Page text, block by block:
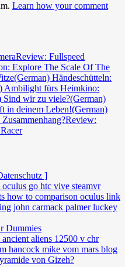
Learn how your comment
Review: Fullspeed
Explore The Scale Of The
(German) Händeschütteln:
Ambilight fürs Heimkino:
Sind wir zu viele?(German)
in deinem Leben!(German)
Review:
]
Dummies
von Gizeh?